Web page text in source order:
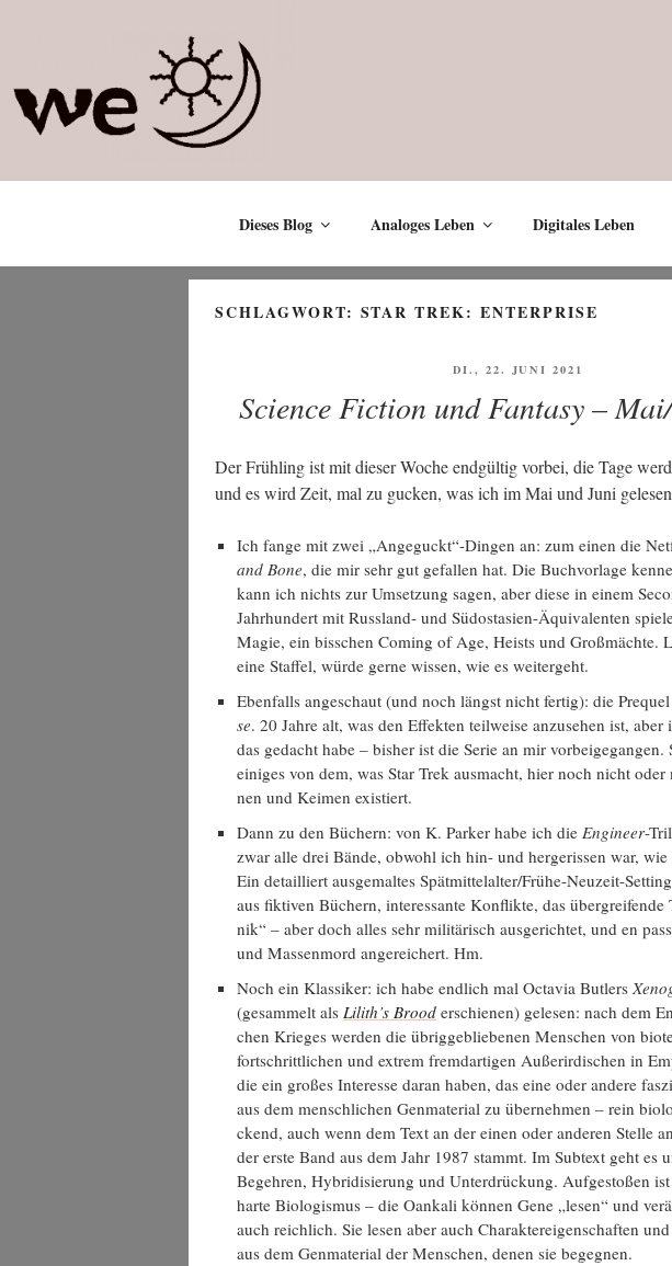
Dieses Blog Analoges Leben Digitales Leben
SCHLAGWORT: STAR TREK: ENTERPRISE
VERÖFFENTLICHT
DI., 22. JUNI 2021
Science Fiction und Fantasy –
Der Früh­ling ist mit die­ser Woche end­gül­tig vor­bei, die Tage
und es wird Zeit, mal zu gucken, was ich im Mai und Juni
Ich fan­ge mit zwei „Angeguckt“-Dingen an: zum einen die
and Bone, die mir sehr gut gefal­len hat. Die Buch­vor­la­ge
kann ich nichts zur Umset­zung sagen, aber die­se in einem
Jahrhundert mit Russ­land- und Süd­ost­asi­en-Äqui­va­len­ten
Magie, ein biss­chen Coming of Age, Heists und Groß­mäch­te.
eine Staf­fel, wür­de ger­ne wis­sen, wie es weitergeht.
Eben­falls ange­schaut (und noch längst nicht fer­tig): die Pre­quel
se. 20 Jah­re alt, was den Effek­ten teil­wei­se anzu­se­hen ist, aber
das gedacht habe – bis­her ist die Serie an mir vor­bei­ge­gan­gen.
eini­ges von dem, was Star Trek aus­macht, hier noch nicht
nen und Kei­men existiert.
Dann zu den Büchern: von K. Par­ker habe ich die Engi­neer-
zwar alle drei Bän­de, obwohl ich hin- und her­ge­ris­sen war,
Ein detail­liert aus­ge­mal­tes Spät­mit­tel­al­ter/Frü­he-Neu­zeit-
aus fik­ti­ven Büchern, inter­es­san­te Kon­flik­te, das
nik“ – aber doch alles sehr mili­tä­risch aus­ge­rich­tet, und en
und Mas­sen­mord ange­rei­chert. Hm.
Noch ein Klas­si­ker: ich habe end­lich mal Octa­via But­lers
(gesam­melt als Lilith’s Brood erschie­nen) gele­sen: nach dem
chen Krie­ges wer­den die übrig­ge­blie­be­nen Men­schen von
fort­schritt­li­chen und extrem fremd­ar­ti­gen Außer­ir­di­schen in
die ein gro­ßes Inter­es­se dar­an haben, das eine oder ande­re
aus dem mensch­li­chen Gen­ma­te­ri­al zu über­neh­men – rein
ckend, auch wenn dem Text an der einen oder ande­ren Stel­le
der ers­te Band aus dem Jahr 1987 stammt. Im Sub­text geht es
Begeh­ren, Hybri­di­sie­rung und Unter­drü­ckung. Auf­ge­sto­ßen
har­te Bio­lo­gis­mus – die Oan­ka­li kön­nen Gene „lesen“ und
auch reich­lich. Sie lesen aber auch Cha­rak­ter­ei­gen­schaf­ten
aus dem Gen­ma­te­ri­al der Men­schen, denen sie begegnen.